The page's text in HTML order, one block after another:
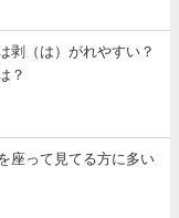
剥（は）がれやすい？
？
座って見てる方に多い